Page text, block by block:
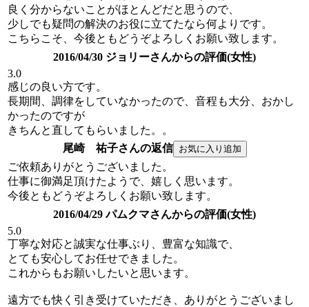
良く分からないことがほとんどだと思うので、
少しでも疑問の解決のお役に立てたなら何よりです。
こちらこそ、今後ともどうぞよろしくお願い致します。
2016/04/30 ジョリーさんからの評価(女性)
3.0
感じの良い方です。
長期間、調律をしていなかったので、音程も大分、おかし
かったのですが
きちんと直してもらいました。。
尾崎 祐子さんの返信
ご依頼ありがとうございました。
仕事に御満足頂けたようで、嬉しく思います。
今後ともどうぞよろしくお願い致します。
2016/04/29 パムクマさんからの評価(女性)
5.0
丁寧な対応と誠実な仕事ぶり、豊富な知識で、
とても安心してお任せできました。
これからもお願いしたいと思います。
遠方でも快く引き受けていただき、ありがとうございまし